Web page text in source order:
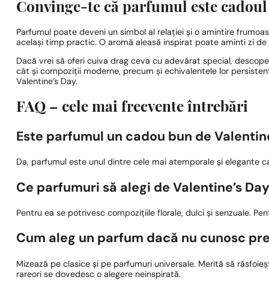
Convinge-te că parfumul este cadoul
Parfumul poate deveni un simbol al relației și o amintire
același timp practic. O aromă aleasă inspirat poate aminti zi
Dacă vrei să oferi cuiva drag ceva cu adevărat special,
cât și compoziții moderne, precum și echivalentele lor
Valentine’s Day.
FAQ – cele mai frecvente întrebări
Este parfumul un cadou bun de
Da, parfumul este unul dintre cele mai atemporale și elegante
Ce parfumuri să alegi de Valentine’s
Pentru ea se potrivesc compozițiile florale, dulci și senzuale.
Cum aleg un parfum dacă nu cunosc
Mizează pe clasice și pe parfumuri universale. Merită să
rareori se dovedesc o alegere neinspirată.